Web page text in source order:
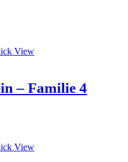
View
– Familie 4
View